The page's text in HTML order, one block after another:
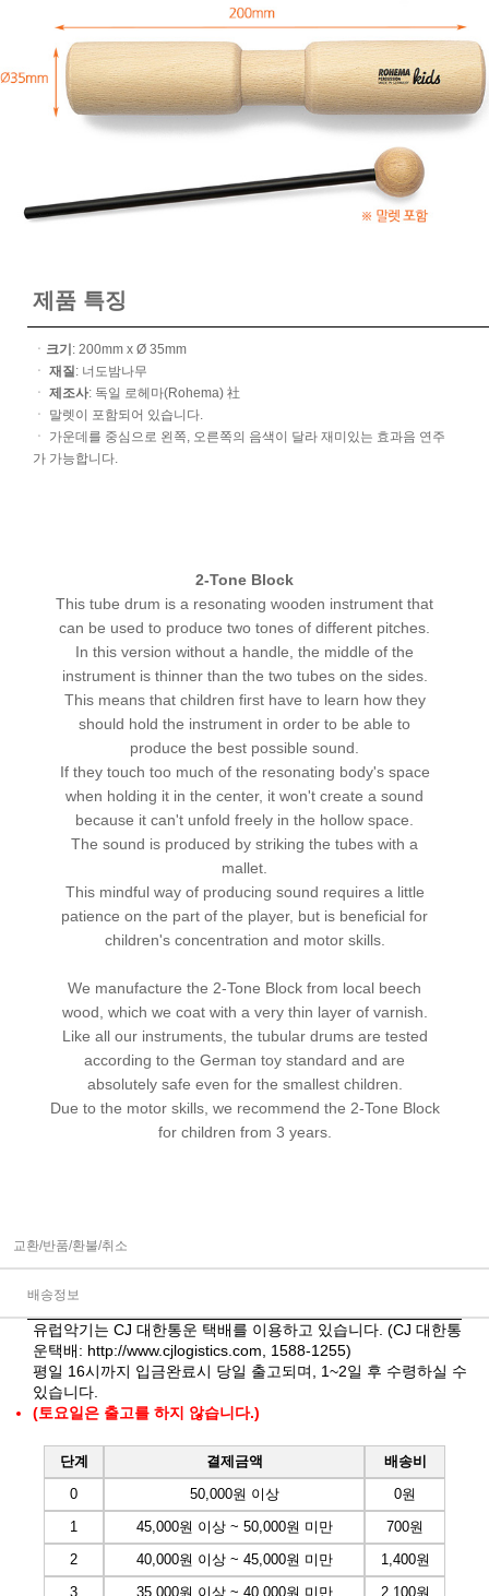
제품 특징
ㆍ 크기: 200mm x Ø 35mm
ㆍ 재질: 너도밤나무
ㆍ 제조사: 독일 로헤마(Rohema) 社
ㆍ 말렛이 포함되어 있습니다.
ㆍ 가운데를 중심으로 왼쪽, 오른쪽의 음색이 달라 재미있는 효과음 연주
가 가능합니다.
2-Tone Block
This tube drum is a resonating wooden instrument that
can be used to produce two tones of different pitches.
In this version without a handle, the middle of the
instrument is thinner than the two tubes on the sides.
This means that children first have to learn how they
should hold the instrument in order to be able to
produce the best possible sound.
If they touch too much of the resonating body's space
when holding it in the center, it won't create a sound
because it can't unfold freely in the hollow space.
The sound is produced by striking the tubes with a
mallet.
This mindful way of producing sound requires a little
patience on the part of the player, but is beneficial for
children's concentration and motor skills.
We manufacture the 2-Tone Block from local beech
wood, which we coat with a very thin layer of varnish.
Like all our instruments, the tubular drums are tested
according to the German toy standard and are
absolutely safe even for the smallest children.
Due to the motor skills, we recommend the 2-Tone Block
for children from 3 years.
교환/반품/환불/취소
배송정보
유럽악기는 CJ 대한통운 택배를 이용하고 있습니다. (CJ 대한통
운택배: http://www.cjlogistics.com , 1588-1255)
평일 16시까지 입금완료시 당일 출고되며, 1~2일 후 수령하실 수
있습니다.
(토요일은 출고를 하지 않습니다.)
단계 결제금액
배송비
0
50,000원 이상
0원
1
45,000원 이상 ~ 50,000원 미만
700원
2
40,000원 이상 ~ 45,000원 미만
1,400원
3
35,000원 이상 ~ 40,000원 미만
2,100원